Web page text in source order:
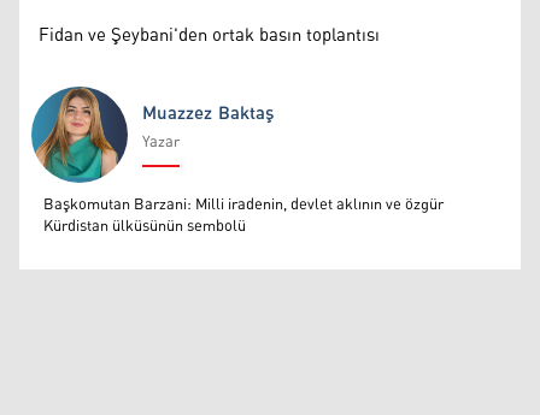
Fidan ve Şeybani'den ortak basın toplantısı
Muazzez Baktaş
Muazzez Baktaş
Yazar
Başkomutan Barzani: Milli iradenin, devlet aklının ve özgür
Kürdistan ülküsünün sembolü